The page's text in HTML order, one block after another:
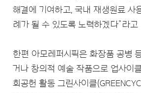
해결에 기여하고, 국내 재생원료 사
례가 될 수 있도록 노력하겠다”라고
한편 아모레퍼시픽은 화장품 공병
거나 창의적 예술 작품으로 업사이
회공헌 활동 그린사이클